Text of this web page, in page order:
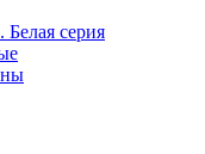
Белая серия